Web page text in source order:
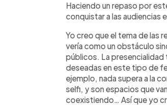
Haciendo un repaso por
conquistar a las audiencias
Yo creo que el tema de las
vería como un obstáculo
públicos. La
deseadas en este tipo de
ejemplo, nada supera a la
selfi, y son espacios que
coexistiendo… Así que yo